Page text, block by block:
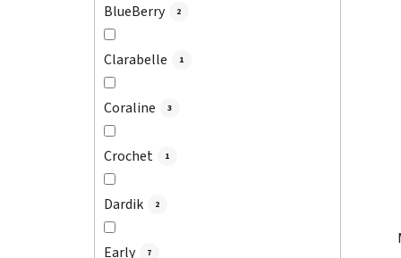
BlueBerry 2
Clarabelle 1
Coraline 3
Crochet 1
Dardik 2
Early 7